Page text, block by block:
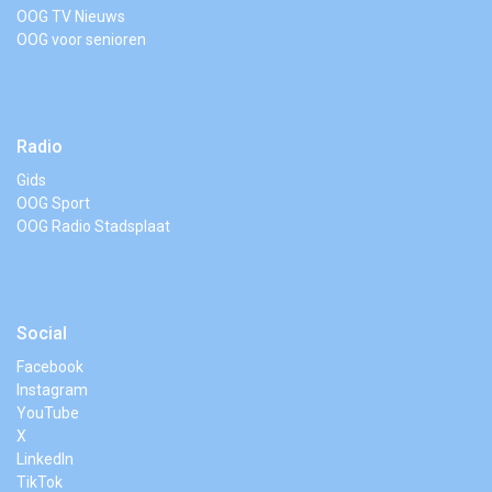
OOG TV Nieuws
OOG voor senioren
Radio
Gids
OOG Sport
OOG Radio Stadsplaat
Social
Facebook
Instagram
YouTube
X
LinkedIn
TikTok